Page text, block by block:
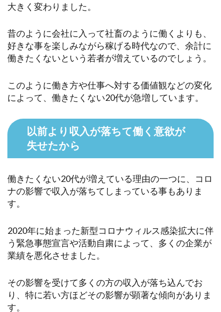
大きく変わりました。
昔のように会社に入って社畜のように働くよりも、
好きな事を楽しみながら稼げる時代なので、余計に
働きたくないという若者が増えているのでしょう。
このように働き方や仕事へ対する価値観などの変化
によって、働きたくない20代が急増しています。
以前より収入が落ちて働く意欲が
失せたから
働きたくない20代が増えている理由の一つに、コロ
ナの影響で収入が落ちてしまっている事もありま
す。
2020年に始まった新型コロナウィルス感染拡大に伴
う緊急事態宣言や活動自粛によって、多くの企業が
業績を悪化させました。
その影響を受けて多くの方の収入が落ち込んでお
り、特に若い方ほどその影響が顕著な傾向がありま
す。